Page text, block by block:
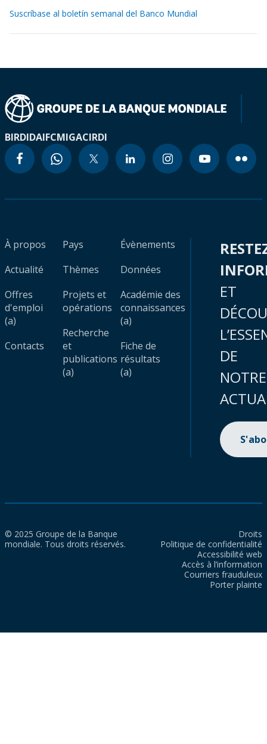
Suscríbase al boletín semanal del Banco Mundial
BIRDIDAIFCMIGACIRDI
À propos
Actualité
Offres
d'emploi
(a)
Contacts
Pays
Thèmes
Projets et
opérations
Recherche
et
publications
(a)
Évènements
Données
Académie des
connaissances
(a)
Fiche de
résultats
(a)
ET
DE
NOTRE
© 2025 Groupe de la Banque
mondiale. Tous droits réservés.
Droits
Politique de confidentialité
Accessibilité web
Accès à l’information
Courriers frauduleux
Porter plainte